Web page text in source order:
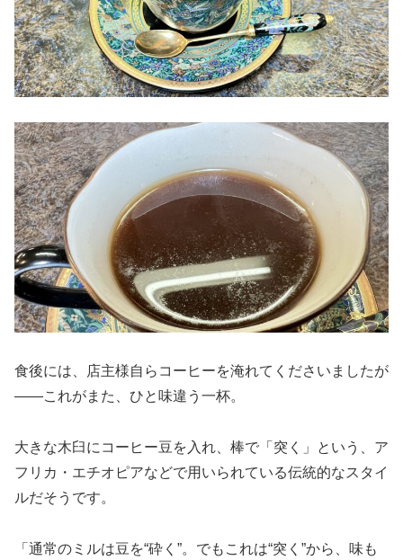
食後には、店主様自らコーヒーを淹れてくださいましたが
——これがまた、ひと味違う一杯。
大きな木臼にコーヒー豆を入れ、棒で「突く」という、ア
フリカ・エチオピアなどで用いられている伝統的なスタイ
ルだそうです。
「通常のミルは豆を“砕く”。でもこれは“突く”から、味も